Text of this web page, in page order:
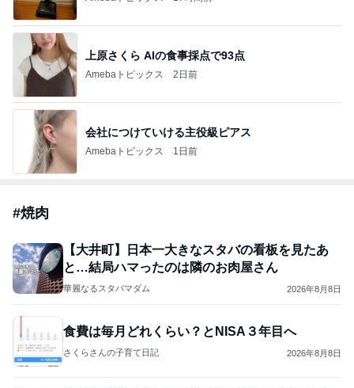
上原さくら AIの食事採点で93点
Amebaトピックス 2日前
会社につけていける主役級ピアス
Amebaトピックス 1日前
#焼肉
【大井町】日本一大きなスタバの看板を見たあ
と…結局ハマったのは隣のお肉屋さん
華麗なるスタバマダム 2026年8月8日
食費は毎月どれくらい？とNISA３年目へ
さくらさんの子育て日記 2026年8月8日